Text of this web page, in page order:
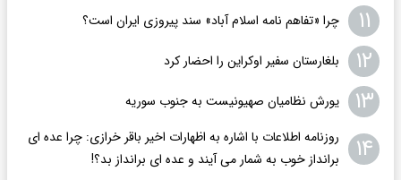
۱۱ چرا «تفاهم نامه اسلام آباد» سند پیروزی ایران است؟
۱۲ بلغارستان سفیر اوکراین را احضار کرد
۱۳ یورش نظامیان صهیونیست به جنوب سوریه
۱۴
روزنامه اطلاعات با اشاره به اظهارات اخیر باقر خرازی: چرا عده ای
برانداز خوب به شمار می آیند و عده ای برانداز بد؟!